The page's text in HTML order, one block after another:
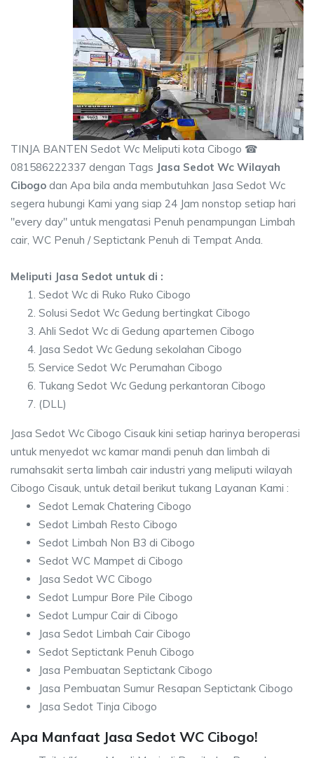
TINJA BANTEN Sedot Wc Meliputi kota Cibogo ☎
081586222337 dengan Tags Jasa Sedot Wc Wilayah
Cibogo dan Apa bila anda membutuhkan Jasa Sedot Wc
segera hubungi Kami yang siap 24 Jam nonstop setiap hari
"every day" untuk mengatasi Penuh penampungan Limbah
cair, WC Penuh / Septictank Penuh di Tempat Anda.
Meliputi Jasa Sedot untuk di :
Sedot Wc di Ruko Ruko Cibogo
Solusi Sedot Wc Gedung bertingkat Cibogo
Ahli Sedot Wc di Gedung apartemen Cibogo
Jasa Sedot Wc Gedung sekolahan Cibogo
Service Sedot Wc Perumahan Cibogo
Tukang Sedot Wc Gedung perkantoran Cibogo
(DLL)
Jasa Sedot Wc Cibogo Cisauk kini setiap harinya beroperasi
untuk menyedot wc kamar mandi penuh dan limbah di
rumahsakit serta limbah cair industri yang meliputi wilayah
Cibogo Cisauk, untuk detail berikut tukang Layanan Kami :
Sedot Lemak Chatering Cibogo
Sedot Limbah Resto Cibogo
Sedot Limbah Non B3 di Cibogo
Sedot WC Mampet di Cibogo
Jasa Sedot WC Cibogo
Sedot Lumpur Bore Pile Cibogo
Sedot Lumpur Cair di Cibogo
Jasa Sedot Limbah Cair Cibogo
Sedot Septictank Penuh Cibogo
Jasa Pembuatan Septictank Cibogo
Jasa Pembuatan Sumur Resapan Septictank Cibogo
Jasa Sedot Tinja Cibogo
Apa Manfaat Jasa Sedot WC Cibogo!